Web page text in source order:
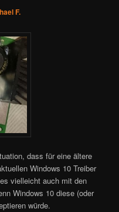
F.
dass für eine ältere
Windows 10 Treiber
vielleicht auch mit den
Windows 10 diese (oder
würde.